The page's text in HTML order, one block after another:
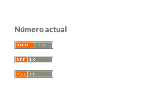
Número actual